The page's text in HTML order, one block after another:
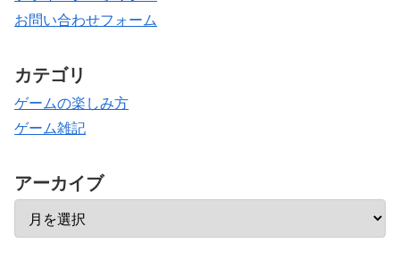
お問い合わせフォーム
カテゴリ
ゲームの楽しみ方
ゲーム雑記
アーカイブ